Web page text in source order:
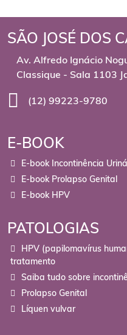
SÃO JOSÉ DOS
Av. Alfredo Ignácio
Classique - Sala 1103
(12) 99223-9780
E-BOOK
E-book Incontinência
E-book Prolapso Genital
E-book HPV
PATOLOGIAS
HPV (papilomavírus
tratamento
Saiba tudo sobre
Prolapso Genital
Líquen vulvar